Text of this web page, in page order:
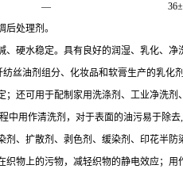
—
处理剂。
硬水稳定。具有良好的润湿、乳化、净
丝油剂组分、化妆品和软膏生产的乳
还可用于配制家用洗涤剂、工业净洗
用作清洗剂，对于表面的油污易于
、扩散剂、剥色剂、缓染剂、印花半
物上的污物，减轻织物的静电效应；